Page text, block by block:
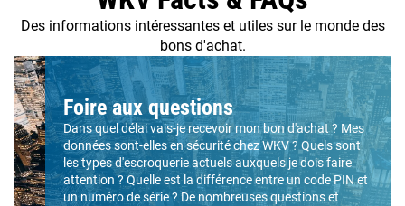
Des informations intéressantes et utiles sur le monde des
bons d'achat.
Foire aux questions
Dans quel délai vais-je recevoir mon bon d'achat ? Mes
données sont-elles en sécurité chez WKV ? Quels sont
les types d'escroquerie actuels auxquels je dois faire
attention ? Quelle est la différence entre un code PIN et
un numéro de série ? De nombreuses questions et